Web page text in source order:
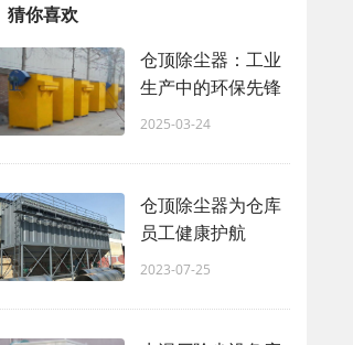
猜你喜欢
仓顶除尘器：工业
生产中的环保先锋
2025-03-24
仓顶除尘器为仓库
员工健康护航
2023-07-25